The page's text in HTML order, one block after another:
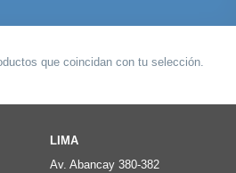
que coincidan con tu selección.
LIMA
Av. Abancay 380-382